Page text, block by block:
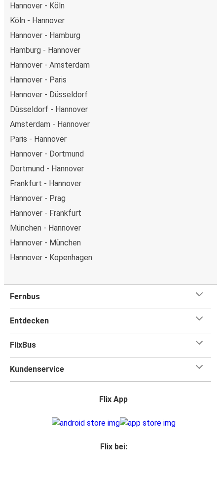
Hannover - Köln
Köln - Hannover
Hannover - Hamburg
Hamburg - Hannover
Hannover - Amsterdam
Hannover - Paris
Hannover - Düsseldorf
Düsseldorf - Hannover
Amsterdam - Hannover
Paris - Hannover
Hannover - Dortmund
Dortmund - Hannover
Frankfurt - Hannover
Hannover - Prag
Hannover - Frankfurt
München - Hannover
Hannover - München
Hannover - Kopenhagen
Fernbus
Entdecken
FlixBus
Kundenservice
Flix App
Flix bei: